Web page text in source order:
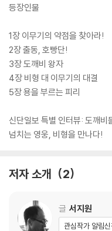
등장인물
1장 이무기의 약점을 찾아라!
2장 출동, 호빵단!
3장 도깨비 왕자
4장 비형 대 이무기의 대결
5장 용을 부르는 피리
신단일보 특별 인터뷰: 도깨
넘치는 영웅, 비형을 만나다!
저자 소개 2
글 서지원
관심작가 알림신